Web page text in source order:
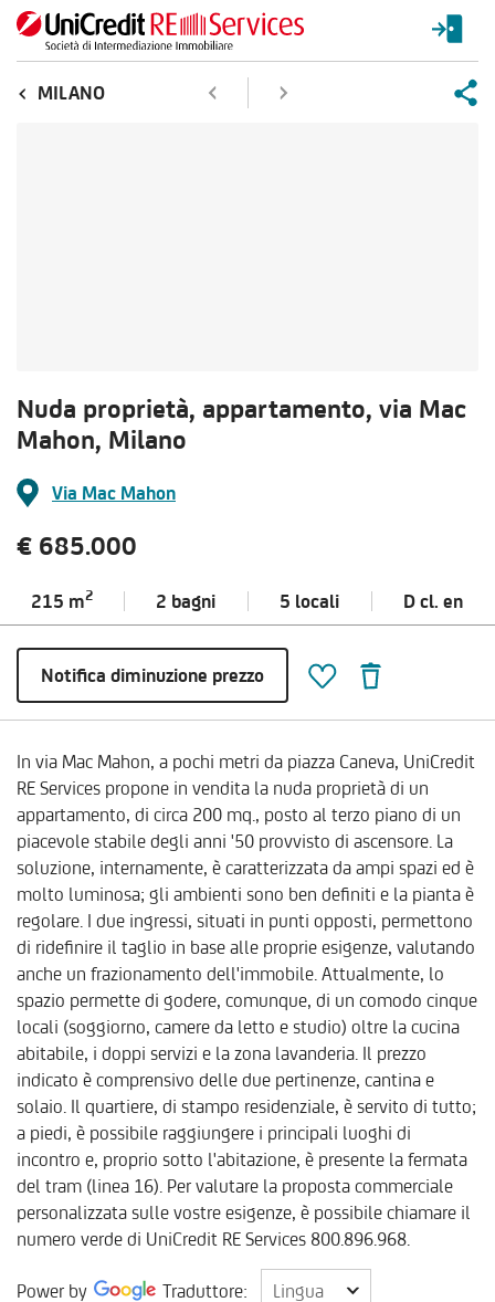
MILANO
Nuda proprietà, appartamento, via Mac
Mahon, Milano
Via Mac Mahon
€ 685.000
215 m2 2 bagni 5 locali D cl. en
Notifica diminuzione prezzo
In via Mac Mahon, a pochi metri da piazza Caneva, UniCredit
RE Services propone in vendita la nuda proprietà di un
appartamento, di circa 200 mq., posto al terzo piano di un
piacevole stabile degli anni '50 provvisto di ascensore. La
soluzione, internamente, è caratterizzata da ampi spazi ed è
molto luminosa; gli ambienti sono ben definiti e la pianta è
regolare. I due ingressi, situati in punti opposti, permettono
di ridefinire il taglio in base alle proprie esigenze, valutando
anche un frazionamento dell'immobile. Attualmente, lo
spazio permette di godere, comunque, di un comodo cinque
locali (soggiorno, camere da letto e studio) oltre la cucina
abitabile, i doppi servizi e la zona lavanderia. Il prezzo
indicato è comprensivo delle due pertinenze, cantina e
solaio. Il quartiere, di stampo residenziale, è servito di tutto;
a piedi, è possibile raggiungere i principali luoghi di
incontro e, proprio sotto l'abitazione, è presente la fermata
del tram (linea 16). Per valutare la proposta commerciale
personalizzata sulle vostre esigenze, è possibile chiamare il
numero verde di UniCredit RE Services 800.896.968.
Power by Traduttore: Lingua
Lingua